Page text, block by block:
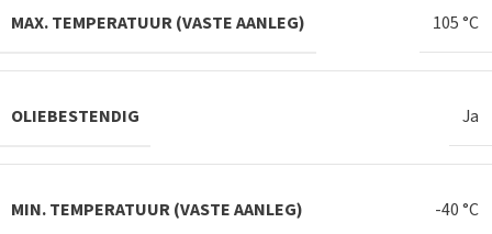
MAX. TEMPERATUUR (VASTE AANLEG) 105 °C
OLIEBESTENDIG Ja
MIN. TEMPERATUUR (VASTE AANLEG) -40 °C